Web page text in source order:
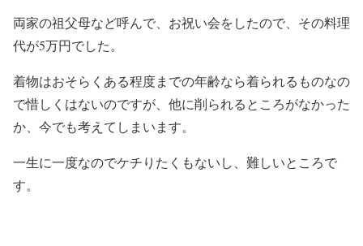
両家の祖父母など呼んで、お祝い会をしたので、その料理
代が5万円でした。
着物はおそらくある程度までの年齢なら着られるものなの
で惜しくはないのですが、他に削られるところがなかった
か、今でも考えてしまいます。
一生に一度なのでケチりたくもないし、難しいところで
す。